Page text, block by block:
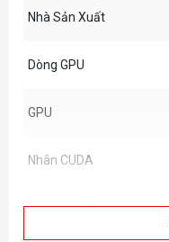
Nhà Sản Xuất
Dòng GPU
GPU
Nhân CUDA
Tốc Độ Bộ Nhớ